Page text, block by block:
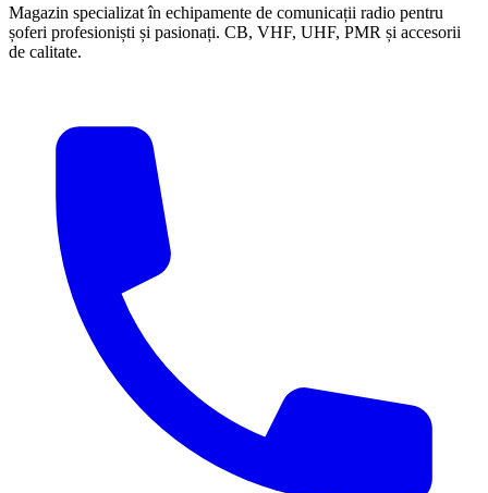
Magazin specializat în echipamente de comunicații radio pentru
șoferi profesioniști și pasionați. CB, VHF, UHF, PMR și accesorii
de calitate.